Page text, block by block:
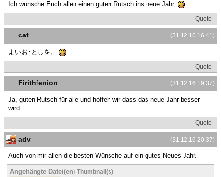
Ich wünsche Euch allen einen guten Rutsch ins neue Jahr.
Quote
(31.12.16 16:41)
cat
よいお･としを。
Quote
(31.12.16 19:37)
Firithfenion
Ja, guten Rutsch für alle und hoffen wir dass das neue Jahr besser
wird.
Quote
(31.12.16 20:37)
adv
Auch von mir allen die besten Wünsche auf ein gutes Neues Jahr.
Angehängte Datei(en) Thumbnail(s)